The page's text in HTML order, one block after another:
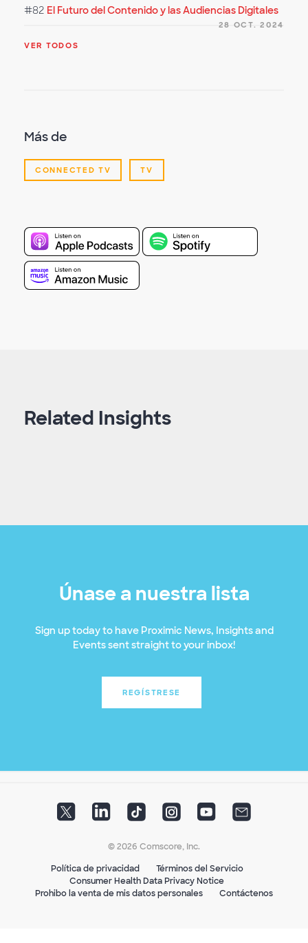
#82 El Futuro del Contenido y las Audiencias Digitales
28 OCT. 2024
VER TODOS
Más de
CONNECTED TV TV
Related Insights
Únase a nuestra lista
Sign up today to have Proximic News, Insights and
Events sent straight to your inbox!
REGÍSTRESE
© 2026 Comscore, Inc.
Política de privacidad
Términos del Servicio
Consumer Health Data Privacy Notice
Prohibo la venta de mis datos personales
Contáctenos